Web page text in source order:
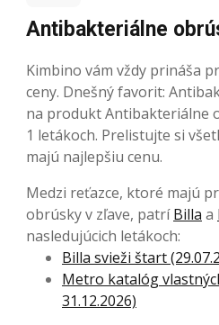
Antibakteriálne
Kimbino vám vždy prináša
ceny. Dnešný favorit:
na produkt Antibakteriálne
1 letákoch. Prelistujte si
majú najlepšiu cenu.
Medzi reťazce, ktoré majú
obrúsky v zľave, patríBilla a
nasledujúcich letákoch:
Billa svieži štart
Metro katalóg
31.12.2026)